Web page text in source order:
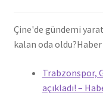
Çine'de gündemi
kalan oda oldu?
Trabzonspor,
açıkladı! –